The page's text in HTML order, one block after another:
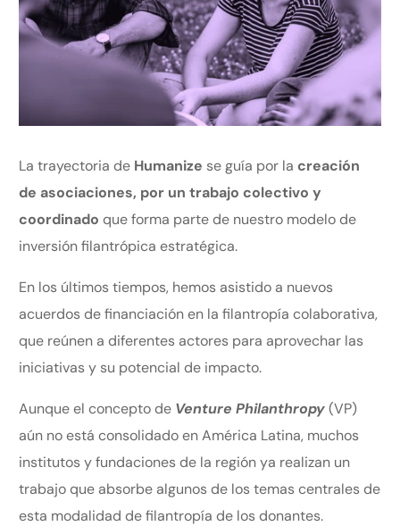
La trayectoria de Humanize se guía por la creación
de asociaciones, por un trabajo colectivo y
coordinado que forma parte de nuestro modelo de
inversión filantrópica estratégica.
En los últimos tiempos, hemos asistido a nuevos
acuerdos de financiación en la filantropía colaborativa,
que reúnen a diferentes actores para aprovechar las
iniciativas y su potencial de impacto.
Aunque el concepto de Venture Philanthropy(VP)
aún no está consolidado en América Latina, muchos
institutos y fundaciones de la región ya realizan un
trabajo que absorbe algunos de los temas centrales de
esta modalidad de filantropía de los donantes.